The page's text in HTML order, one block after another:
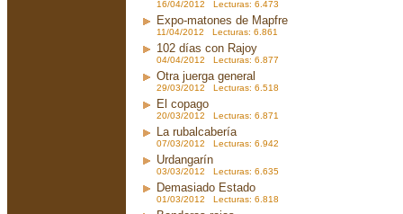
16/04/2012 Lecturas: 6.473
Expo-matones de Mapfre
11/04/2012 Lecturas: 6.861
102 días con Rajoy
04/04/2012 Lecturas: 6.877
Otra juerga general
29/03/2012 Lecturas: 6.518
El copago
20/03/2012 Lecturas: 6.871
La rubalcabería
07/03/2012 Lecturas: 6.942
Urdangarín
03/03/2012 Lecturas: 6.635
Demasiado Estado
01/03/2012 Lecturas: 6.818